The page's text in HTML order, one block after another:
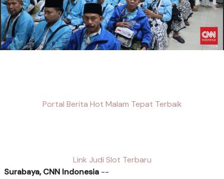
Portal Berita Hot Malam Tepat Terbaik
Link Judi Slot Terbaru
Surabaya, CNN Indonesia --